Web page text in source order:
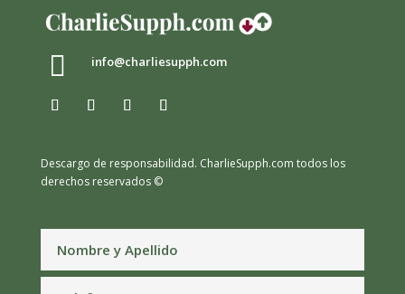
 info@charliesupph.com
Descargo de responsabilidad. CharlieSupph.com todos los
derechos reservados ©